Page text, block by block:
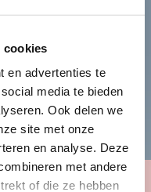
cookies
en advertenties te
media te bieden
Ook delen we
site met onze
en analyse. Deze
met andere
of die ze hebben